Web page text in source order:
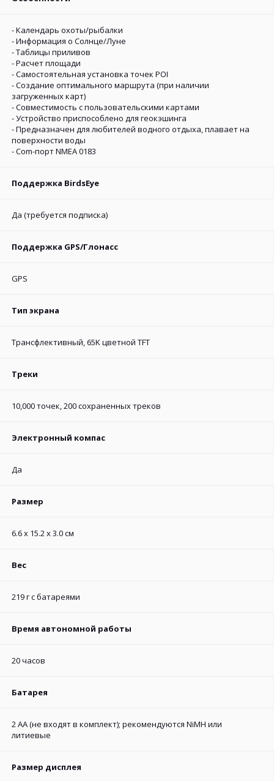
- Календарь охоты/рыбалки
- Информация о Солнце/Луне
- Таблицы приливов
- Расчет площади
- Самостоятельная установка точек POI
- Создание оптимального маршрута (при наличии
загруженных карт)
- Совместимость с пользовательскими картами
- Устройство приспособлено для геокэшинга
- Предназначен для любителей водного отдыха, плавает на
поверхности воды
- Com-порт NMEA 0183
Поддержка BirdsEye
Да (требуется подписка)
Поддержка GPS/Глонасс
GPS
Тип экрана
Трансфлективный, 65K цветной TFT
Треки
10,000 точек, 200 сохраненных треков
Электронный компас
Да
Размер
6.6 x 15.2 x 3.0 см
Вес
219 г с батареями
Время автономной работы
20 часов
Батарея
2 AA (не входят в комплект); рекомендуются NiMH или
литиевые
Размер дисплея